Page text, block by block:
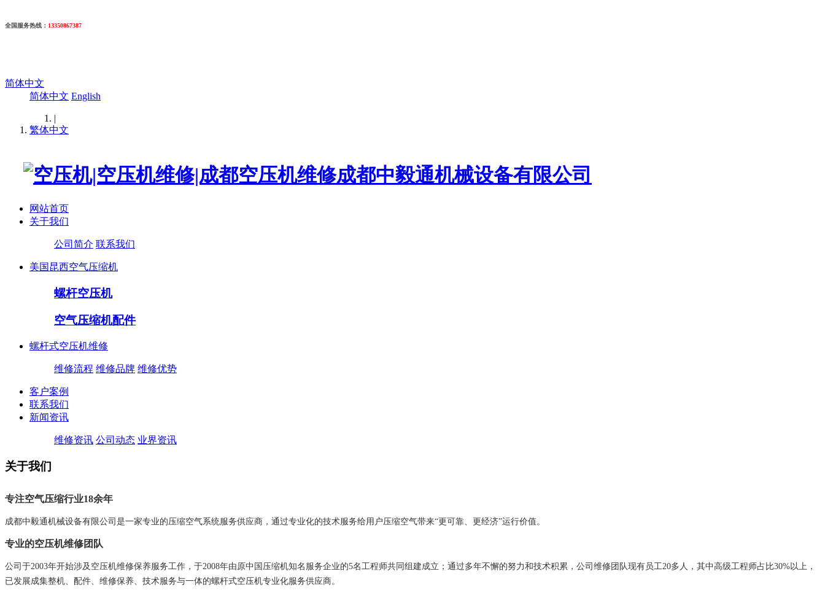
全国服务热线 ： 13350867387
简体中文
简体中文 English
|
繁体中文
网站首页
关于我们
公司简介 联系我们
美国昆西空气压缩机
螺杆空压机
空气压缩机配件
螺杆式空压机维修
维修流程 维修品牌 维修优势
客户案例
联系我们
新闻资讯
维修资讯 公司动态 业界资讯
关于我们
专注空气压缩行业18余年
成都中毅通机械设备有限公司是一家专业的压缩空气系统服务供应商，通过专业化的技术服务给用户压缩空气带来“更可靠、更经济”运行价值。
专业的空压机维修团队
公司于2003年开始涉及空压机维修保养服务工作，于2008年由原中国压缩机知名服务企业的5名工程师共同组建成立；通过多年不懈的努力和技术积累，公司维修团队现有员工20多人，其中高级工程师占比30%以上，
已发展成集整机、配件、维修保养、技术服务与一体的螺杆式空压机专业化服务供应商。